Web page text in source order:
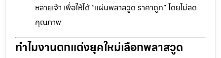
หลายเจ้า เพื่อให้ได้ “แผ่นพลาสวูด ราคาถูก” โดยไม่ลด
คุณภาพ
ทำไมงานตกแต่งยุคใหม่เลือกพลาสวูด